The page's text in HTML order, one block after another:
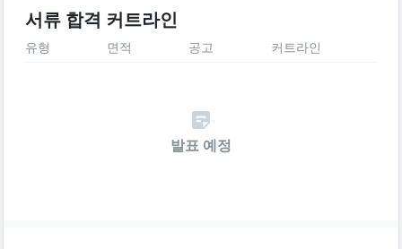
서류 합격 커트라인
유형 면적 공고 커트라인
발표 예정